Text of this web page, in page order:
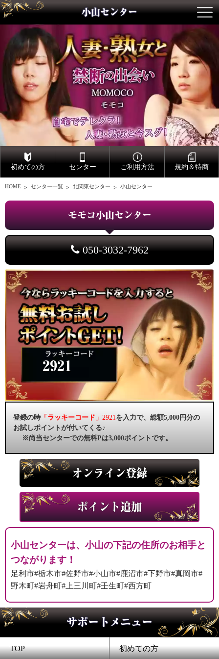
小山センター
初めての方 センター ご利用方法 規約＆特商
HOME センター一覧 北関東センター 小山センター
モモコ小山センター
050-3032-7962
2921
登録の時「ラッキーコード」 2921を入力で、総額5,000円分の
お試しポイントが付いてくる♪
※尚当センターでの無料Pは3,000ポイントです。
オンライン登録
ポイント追加
小山センターは、小山の下記の住所のお相手と
つながります！
足利市#栃木市#佐野市#小山市#鹿沼市#下野市#真岡市#
野木町#岩舟町#上三川町#壬生町#西方町
サポートメニュー
TOP 初めての方